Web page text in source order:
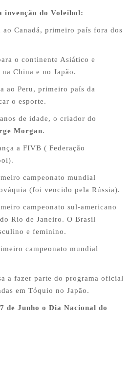
invenção do Voleibol:
Canadá, primeiro país fora dos
o continente Asiático e
China e no Japão.
ao Peru, primeiro país da
o esporte.
de idade, o criador do
Morgan.
a FIVB ( Federação
campeonato mundial
(foi vencido pela Rússia).
campeonato sul-americano
Rio de Janeiro. O Brasil
e feminino.
campeonato mundial
a fazer parte do programa oficial
em Tóquio no Japão.
de Junho o Dia Nacional do